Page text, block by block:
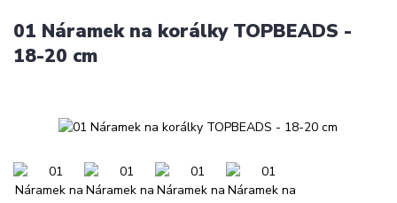
01 Náramek na korálky TOPBEADS -
18-20 cm